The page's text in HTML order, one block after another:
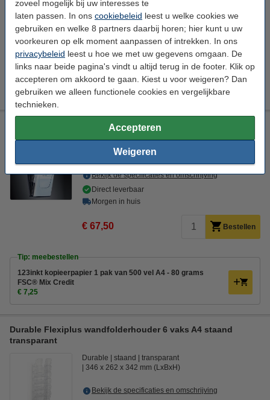
zoveel mogelijk bij uw interesses te
laten passen. In ons cookiebeleid leest u welke cookies we
gebruiken en welke 8 partners daarbij horen; hier kunt u uw
voorkeuren op elk moment aanpassen of intrekken. In ons
privacybeleid leest u hoe we met uw gegevens omgaan. De
links naar beide pagina's vindt u altijd terug in de footer. Klik op
accepteren om akkoord te gaan. Kiest u voor weigeren? Dan
gebruiken we alleen functionele cookies en vergelijkbare
technieken.
Accepteren
Weigeren
€ 48,50
Tip: meebestellen
123inkt kopieerpapier 1 pak van 500 vel A4 - 80 grams
FSC® Mix Credit
€ 7,25
Sigel wandfolderhouder acryl A4 met 3 vakken
Sigel hangend
transparant
235 x 545 x 115 mm (LxBxH)
Bekijk de specificaties en omschrijving
Direct leverbaar
Morgen in huis
€ 67,50 Bestellen
Tip: meebestellen
123inkt kopieerpapier 1 pak van 500 vel A4 - 80 grams
FSC® Mix Credit
€ 7,25
Durable Flexiplus wandfolderhouder 6 vaks A4 staand
transparant
Durable staand
transparant
346 x 262 x 342 mm (LxBxH)
Bekijk de specificaties en omschrijving